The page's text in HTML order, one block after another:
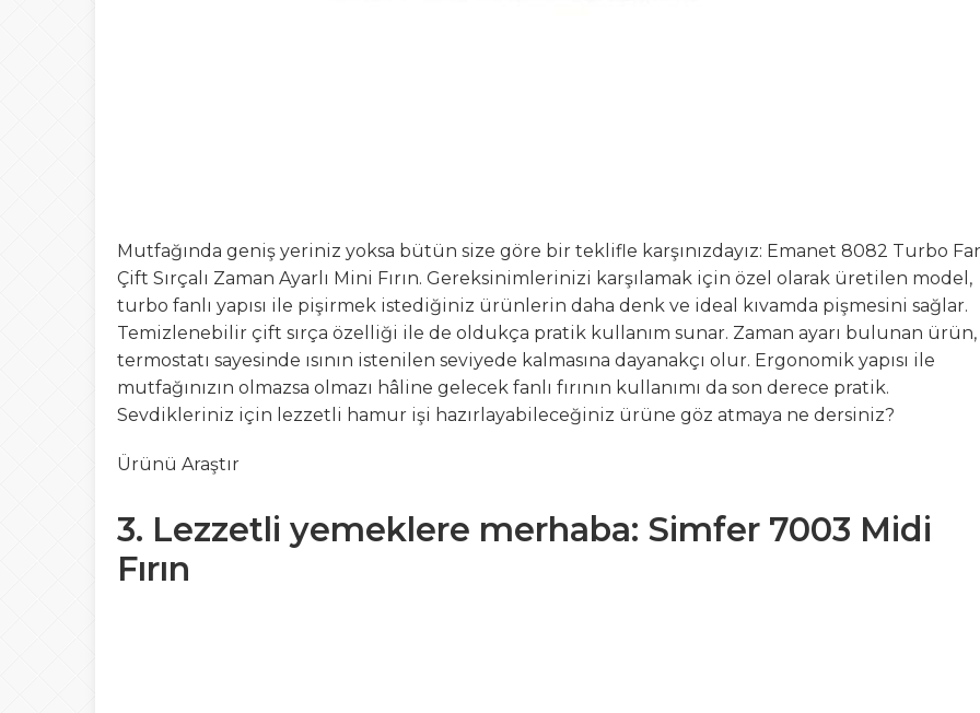
Mutfağında geniş yeriniz yoksa bütün size göre bir teklifle karşınızdayız: Emanet 8082 Turbo
Çift Sırçalı Zaman Ayarlı Mini Fırın. Gereksinimlerinizi karşılamak için özel olarak üretilen model,
turbo fanlı yapısı ile pişirmek istediğiniz ürünlerin daha denk ve ideal kıvamda pişmesini sağlar.
Temizlenebilir çift sırça özelliği ile de oldukça pratik kullanım sunar. Zaman ayarı bulunan ürün,
termostatı sayesinde ısının istenilen seviyede kalmasına dayanakçı olur. Ergonomik yapısı ile
mutfağınızın olmazsa olmazı hâline gelecek fanlı fırının kullanımı da son derece pratik.
Sevdikleriniz için lezzetli hamur işi hazırlayabileceğiniz ürüne göz atmaya ne dersiniz?
Ürünü Araştır
3. Lezzetli yemeklere merhaba: Simfer 7003 Midi
Fırın